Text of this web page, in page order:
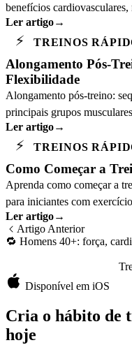
benefícios
intensidade ideal e protocolos.
Ler artigo→
⚡ TREINOS
Alongamento Pós-
Flexibilidade
Alongamento pós-treino:
principais grupos
do exercício.
Ler artigo→
⚡ TREINOS
Como Começar a
Aprenda como começar a
para iniciantes com
Ler artigo→
Artigo Anterior
🔁 Homens 40+: força,
Disponível em iOS
Cria o hábito de
hoje